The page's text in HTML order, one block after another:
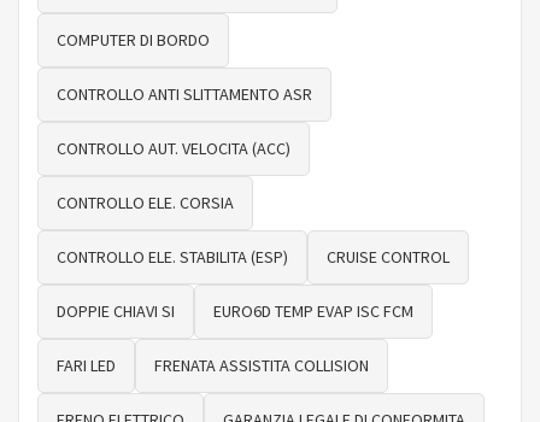
COMPUTER DI BORDO
CONTROLLO ANTI SLITTAMENTO ASR
CONTROLLO AUT. VELOCITA (ACC)
CONTROLLO ELE. CORSIA
CONTROLLO ELE. STABILITA (ESP) CRUISE CONTROL
DOPPIE CHIAVI SI EURO6D TEMP EVAP ISC FCM
FARI LED FRENATA ASSISTITA COLLISION